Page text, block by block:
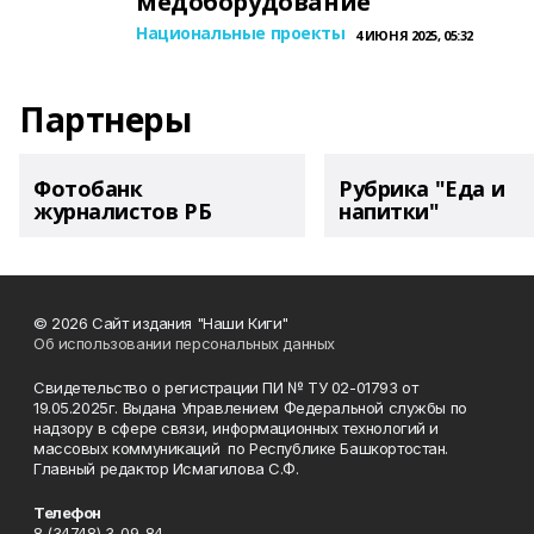
Национальные проекты 4 ИЮНЯ 2025, 05:32
Партнеры
Фотобанк
журналистов РБ
Рубрика "Еда и
напитки"
© 2026 Сайт издания "Наши Киги"
Об использовании персональных данных
Свидетельство о регистрации ПИ № ТУ 02-01793 от
19.05.2025г. Выдана Управлением Федеральной службы по
надзору в сфере связи, информационных технологий и
массовых коммуникаций по Республике Башкортостан.
Главный редактор Исмагилова С.Ф.
Телефон